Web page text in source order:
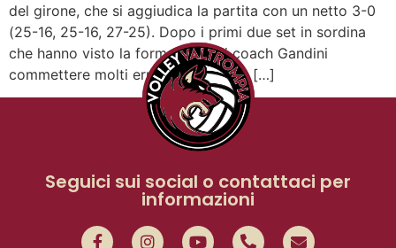
del girone, che si aggiudica la partita con un netto 3-0
(25-16, 25-16, 27-25). Dopo i primi due set in sordina
che hanno visto la formazione di coach Gandini
commettere molti errori e con poca […]
Seguici sui social o contattaci per
informazioni